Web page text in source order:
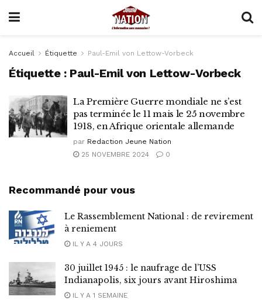
Accueil Étiquette Paul-Emil von Lettow-Vorbeck
Étiquette : Paul-Emil von Lettow-Vorbeck
La Première Guerre mondiale ne s’est
pas terminée le 11 mais le 25 novembre
1918, en Afrique orientale allemande
par Redaction Jeune Nation
25 NOVEMBRE 2024
0
Recommandé pour vous
Le Rassemblement National : de revirement
à reniement
IL Y A 4 JOURS
30 juillet 1945 : le naufrage de l’USS
Indianapolis, six jours avant Hiroshima
IL Y A 1 SEMAINE